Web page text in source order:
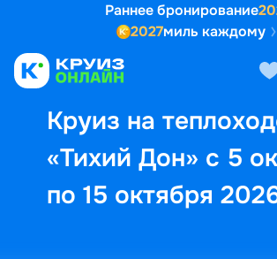
Раннее бронирование
2027миль каждому
Круиз на
«Тихий Дон» с 5
по 15 октября
Выбор кают